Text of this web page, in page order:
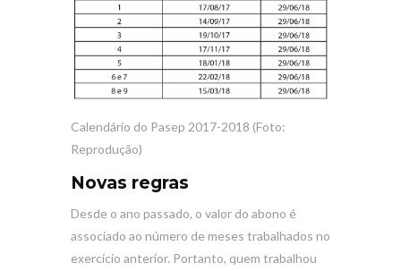
Calendário do Pasep 2017-2018 (Foto:
Reprodução)
Novas regras
Desde o ano passado, o valor do abono é
associado ao número de meses trabalhados no
exercício anterior. Portanto, quem trabalhou